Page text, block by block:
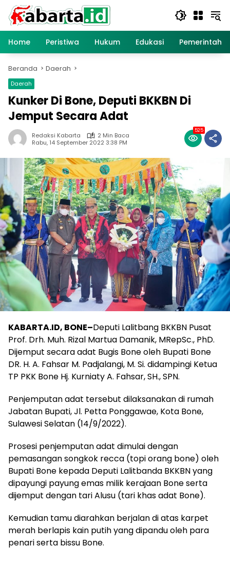
Langsung
konten
Home
Peristiwa Hukum Edukasi
Beranda Daerah
Daerah
Kunker Di Bone, Deputi BKKBN Di
Jemput Secara Adat
Redaksi Kabarta
2 Min Baca
Rabu, 14 September 2022 3:38 PM
525
KABARTA.ID, BONE–Deputi Lalitbang BKKBN Pusat
Prof. Drh. Muh. Rizal Martua Damanik, MRepSc., PhD.
Dijemput secara adat Bugis Bone oleh Bupati Bone
DR. H. A. Fahsar M. Padjalangi, M. Si. didampingi Ketua
TP PKK Bone Hj. Kurniaty A. Fahsar, SH., SPN.
Penjemputan adat tersebut dilaksanakan di rumah
Jabatan Bupati, Jl. Petta Ponggawae, Kota Bone,
Sulawesi Selatan (14/9/2022).
Prosesi penjemputan adat dimulai dengan
pemasangan songkok recca (topi orang bone) oleh
Bupati Bone kepada Deputi Lalitbanda BKKBN yang
dipayungi payung emas milik kerajaan Bone serta
dijemput dengan tari Alusu (tari khas adat Bone).
Kemudian tamu diarahkan berjalan di atas karpet
merah berlapis kain putih yang dipandu oleh para
penari serta bissu Bone.